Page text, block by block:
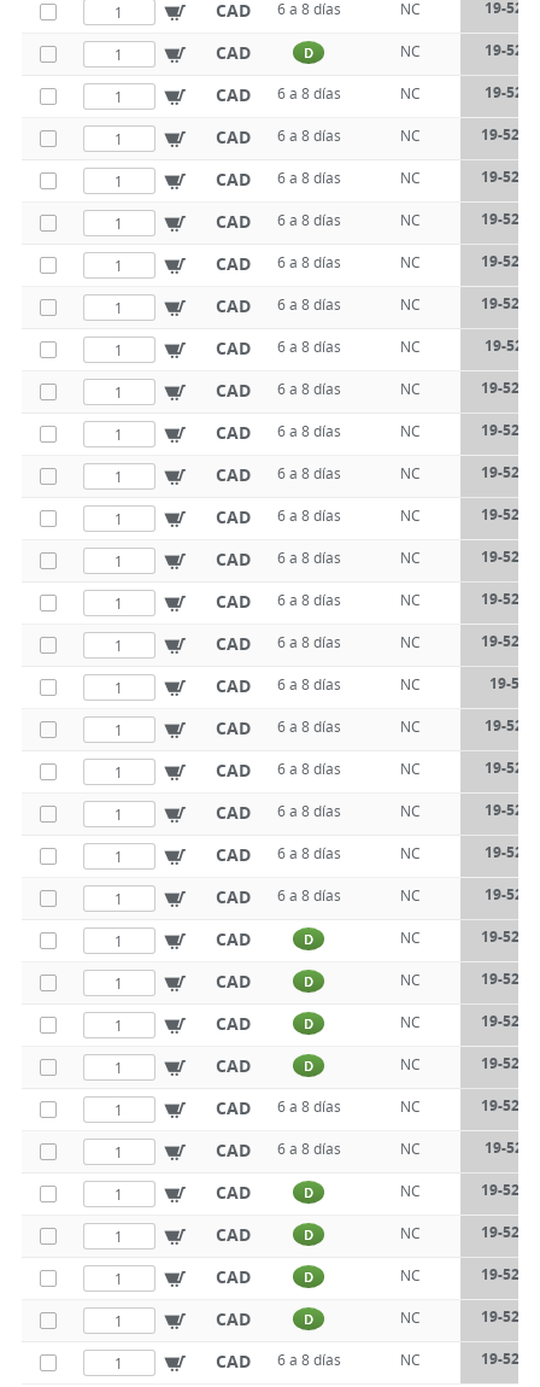
CAD 6 a 8 días NC 19-
CAD D NC 19-
CAD 6 a 8 días NC 19-
CAD 6 a 8 días NC 19-521-
CAD 6 a 8 días NC 19-521-
CAD 6 a 8 días NC 19-521-
CAD 6 a 8 días NC 19-521-
CAD 6 a 8 días NC 19-521-
CAD 6 a 8 días NC 19-
CAD 6 a 8 días NC 19-521-
CAD 6 a 8 días NC 19-521-
CAD 6 a 8 días NC 19-521-
CAD 6 a 8 días NC 19-521-
CAD 6 a 8 días NC 19-521-
CAD 6 a 8 días NC 19-521-
CAD 6 a 8 días NC 19-521-
CAD 6 a 8 días NC 19-
CAD 6 a 8 días NC 19-
CAD 6 a 8 días NC 19-
CAD 6 a 8 días NC 19-
CAD 6 a 8 días NC 19-
CAD 6 a 8 días NC 19-
CAD D NC 19-522-
CAD D NC 19-522-
CAD D NC 19-522-
CAD D NC 19-522-
CAD 6 a 8 días NC 19-522-
CAD 6 a 8 días NC 19-
CAD D NC 19-522-
CAD D NC 19-522-
CAD D NC 19-522-
CAD D NC 19-522-
CAD 6 a 8 días NC 19-522-